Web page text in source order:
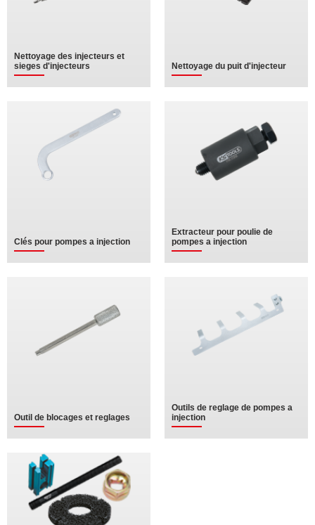
Nettoyage des injecteurs et
sieges d'injecteurs
Nettoyage du puit d'injecteur
Clés pour pompes a injection
Extracteur pour poulie de
pompes a injection
Outil de blocages et reglages
Outils de reglage de pompes a
injection